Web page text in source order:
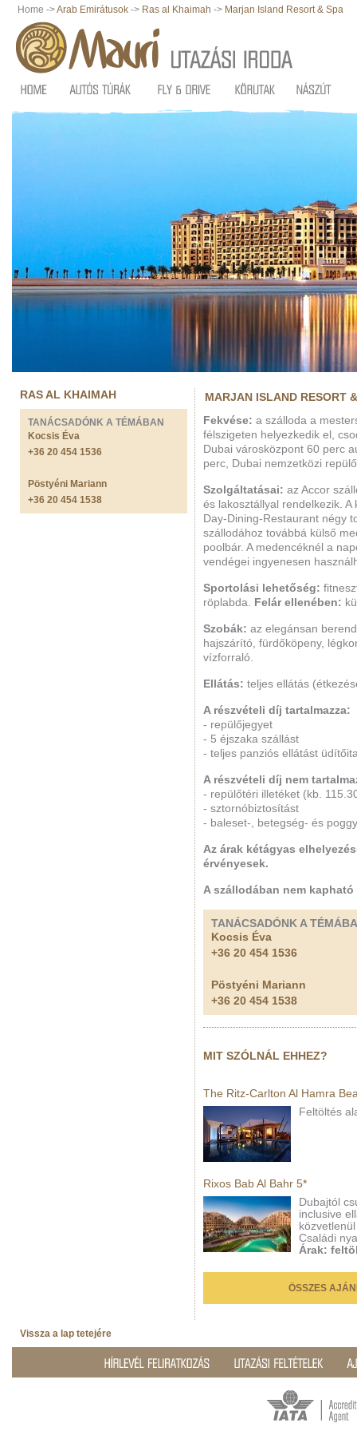
Home ->Arab Emirátusok -> Ras al Khaimah -> Marjan Island Resort & Spa
RAS AL KHAIMAH
TANÁCSADÓNK A TÉMÁBAN
Kocsis Éva
+36 20 454 1536
Pöstyéni Mariann
+36 20 454 1538
MARJAN ISLAND RESORT
Fekvése: a szálloda a
félszigeten helyezkedik el,
Dubai városközpont 60 perc
perc, Dubai nemzetközi
Szolgáltatásai: az Accor
és lakosztállyal rendelkezik. A
Day-Dining-Restaurant négy
szállodához továbbá külső
poolbár. A medencéknél a
vendégei ingyenesen
Sportolási lehetőség:
röplabda. Felár ellenében:
Szobák: az elegánsan
hajszárító, fürdőköpeny,
vízforraló.
Ellátás: teljes ellátás
A részvételi díj tartalmazza:
- repülőjegyet
- 5 éjszaka szállást
- teljes panziós ellátást
A részvételi díj nem
- repülőtéri illetéket (kb.
- sztornóbiztosítást
- baleset-, betegség- és
Az árak kétágyas
érvényesek.
A szállodában nem
TANÁCSADÓNK A
Kocsis Éva
+36 20 454 1536
Pöstyéni Mariann
+36 20 454 1538
MIT SZÓLNÁL EHHEZ?
The Ritz-Carlton Al Hamra
Feltöltés
Rixos Bab Al Bahr 5*
Dubajtól
inclusive
Családi
Árak:
ÖSSZES
Vissza a lap tetejére